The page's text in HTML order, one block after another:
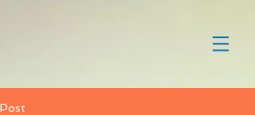
Post